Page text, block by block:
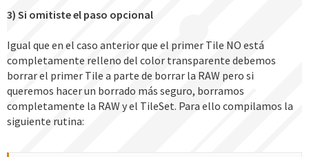
3) Si omitiste el paso opcional
Igual que en el caso anterior que el primer Tile NO está
completamente relleno del color transparente debemos
borrar el primer Tile a parte de borrar la RAW pero si
queremos hacer un borrado más seguro, borramos
completamente la RAW y el TileSet. Para ello compilamos la
siguiente rutina: